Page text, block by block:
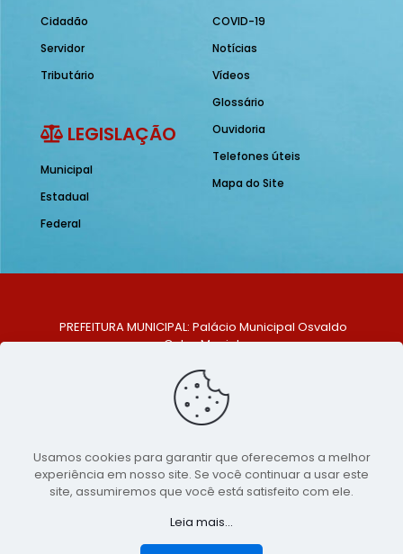
Cidadão
Servidor
Tributário
LEGISLAÇÃO
Municipal
Estadual
Federal
COVID-19
Notícias
Vídeos
Glossário
Ouvidoria
Telefones úteis
Mapa do Site
PREFEITURA MUNICIPAL: Palácio Municipal Osvaldo
Celso Maciel
Centro, São Bento do Una - PE. CEP: 553370-128
TELEFONE: (81) 99548-1569
E-MAIL: ouvidoria@saobentodouna.pe.gov.br
Copyright 2021-2026 - Assessoria de Comunicação da
Prefeitura de São Bento do Una - PE
publicidadeLumusWeb - Agência Digital
Usamos cookies para garantir que oferecemos a melhor
experiência em nosso site. Se você continuar a usar este
site, assumiremos que você está satisfeito com ele.
Leia mais...